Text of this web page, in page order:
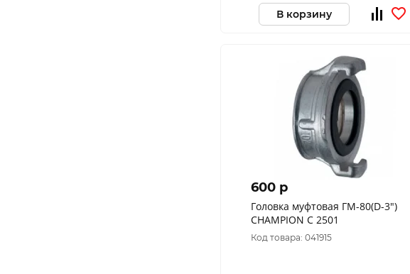
В корзину
600 p
Головка муфтовая ГМ-80(D-3")
CHAMPION C 2501
Код товара: 041915